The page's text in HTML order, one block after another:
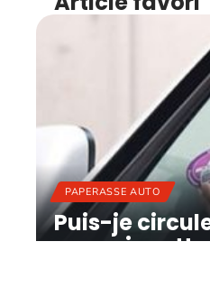
PAPERASSE AUTO
Puis-je
sans vignette